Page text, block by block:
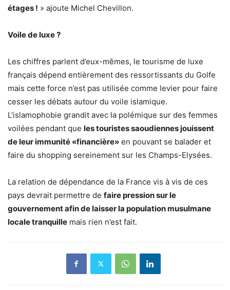
étages ! » ajoute Michel Chevillon.
Voile de luxe ?
Les chiffres parlent d’eux-mêmes, le tourisme de luxe
français dépend entièrement des ressortissants du Golfe
mais cette force n’est pas utilisée comme levier pour faire
cesser les débats autour du voile islamique.
L’islamophobie grandit avec la polémique sur des femmes
voilées pendant que les touristes saoudiennes jouissent
de leur immunité «financière» en pouvant se balader et
faire du shopping sereinement sur les Champs-Elysées.
La relation de dépendance de la France vis à vis de ces
pays devrait permettre de faire pression sur le
gouvernement afin de laisser la population musulmane
locale tranquille mais rien n’est fait.